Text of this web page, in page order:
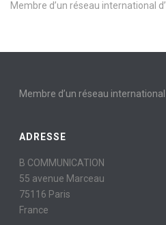
Membre d’un réseau international
Membre d’un réseau
ADRESSE
B COMMUNICATION
55 avenue Marceau
75116 Paris
France